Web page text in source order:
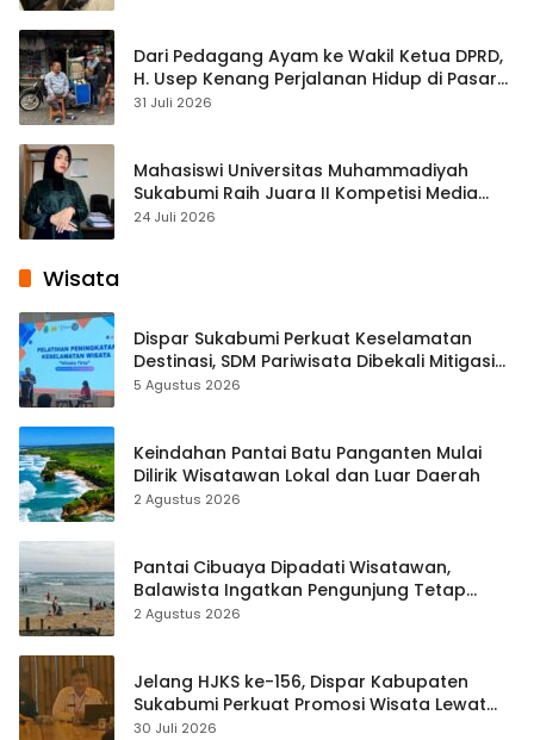
Dari Pedagang Ayam ke Wakil Ketua DPRD,
H. Usep Kenang Perjalanan Hidup di Pasar
Cisaat
31 Juli 2026
Mahasiswi Universitas Muhammadiyah
Sukabumi Raih Juara II Kompetisi Media
Pembelajaran Digital Tingkat Internasional
24 Juli 2026
Wisata
Dispar Sukabumi Perkuat Keselamatan
Destinasi, SDM Pariwisata Dibekali Mitigasi
hingga Teknik Evakuasi
5 Agustus 2026
Keindahan Pantai Batu Panganten Mulai
Dilirik Wisatawan Lokal dan Luar Daerah
2 Agustus 2026
Pantai Cibuaya Dipadati Wisatawan,
Balawista Ingatkan Pengunjung Tetap
Waspada
2 Agustus 2026
Jelang HJKS ke-156, Dispar Kabupaten
Sukabumi Perkuat Promosi Wisata Lewat
Publikasi Digital
30 Juli 2026